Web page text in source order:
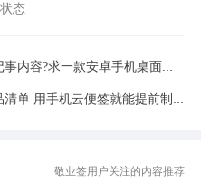
态
?求一款安卓手机桌面便签软件
单 用手机云便签就能提前制定
敬业签用户关注的内容推荐